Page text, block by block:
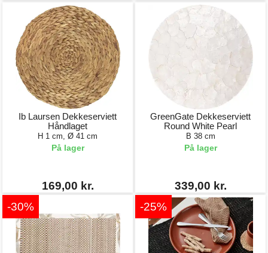
Ib Laursen Dekkeserviett
Håndlaget
H 1 cm, Ø 41 cm
På lager
169,00 kr.
GreenGate Dekkeserviett
Round White Pearl
B 38 cm
På lager
339,00 kr.
-30%
-25%